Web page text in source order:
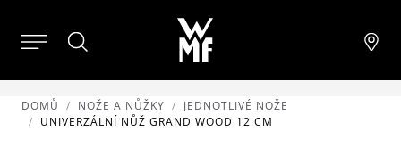
DOMŮ NOŽE A NŮŽKY
JEDNOTLIVÉ NOŽE
UNIVERZÁLNÍ NŮŽ GRAND WOOD 12 CM